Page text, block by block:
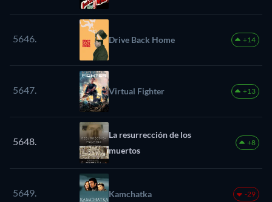
5646. Drive Back Home +14
5647. Virtual Fighter +13
5648.
La resurrección de los
muertos
+8
5649. Kamchatka -29